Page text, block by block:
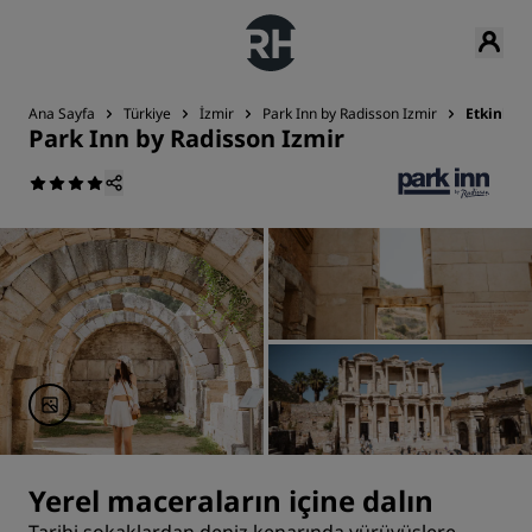
Ana Sayfa Türkiye İzmir Park Inn by Radisson Izmir
Park Inn by Radisson Izmir
Yerel maceraların içine dalın